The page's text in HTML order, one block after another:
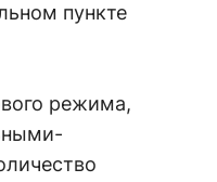
пункте
режима,